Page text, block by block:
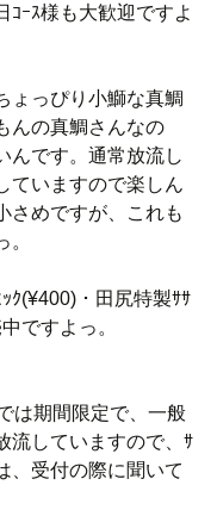
ｺｰｽ様も大歓迎ですよ
ょっぴり小鰤な真鯛
んの真鯛さんなの
んです。通常放流し
ていますので楽しん
さめですが、これも
ｸ(¥400)・田尻特製ｻｻ
ですよっ。
は期間限定で、一般
流していますので、ｻ
、受付の際に聞いて